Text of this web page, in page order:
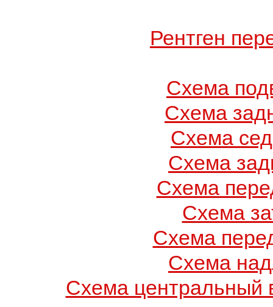
Рентген
Схема
Схема
Схема
Схема
Схема
Схема
Схема
Схема
Схема центральный